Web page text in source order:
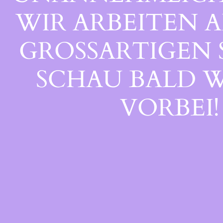
WIR ARBEITEN
GROSSARTIGEN
CHAU BALD
ORBEI!